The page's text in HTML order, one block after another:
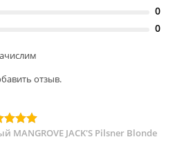
0
0
отзыв.
MANGROVE JACK'S Pilsner Blonde